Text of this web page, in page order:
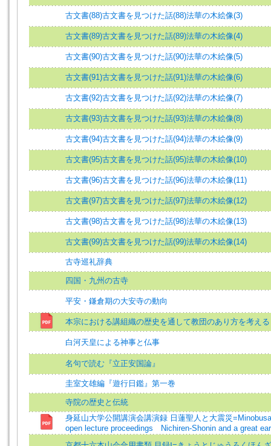
古文書(88)古文書を見つけた話(88)法華の木絵像(3)
古文書(89)古文書を見つけた話(89)法華の木絵像(4)
古文書(90)古文書を見つけた話(90)法華の木絵像(5)
古文書(91)古文書を見つけた話(91)法華の木絵像(6)
古文書(92)古文書を見つけた話(92)法華の木絵像(7)
古文書(93)古文書を見つけた話(93)法華の木絵像(8)
古文書(94)古文書を見つけた話(94)法華の木絵像(9)
古文書(95)古文書を見つけた話(95)法華の木絵像(10)
古文書(96)古文書を見つけた話(96)法華の木絵像(11)
古文書(97)古文書を見つけた話(97)法華の木絵像(12)
古文書(98)古文書を見つけた話(98)法華の木絵像(13)
古文書(99)古文書を見つけた話(99)法華の木絵像(14)
古寺巡礼辞典
四国・九州の古寺
平安・鎌倉期の大安寺の動向
本宗における講組織の歴史を通して教団のあり方を考える
白河天皇による神事と仏事
名句で読む『立正安国論』
圭室文雄編『遊行日鑑』第一巻
寺院の歴史と伝統
身延山大学公開講演会講演録 日蓮聖人と大震災
open lecture proceedings Nichiren-Shonin and a great